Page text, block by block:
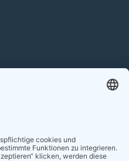
Uhr bis 22:00 Uhr
abends bis 20:00 Uhr.
Ruhetag.